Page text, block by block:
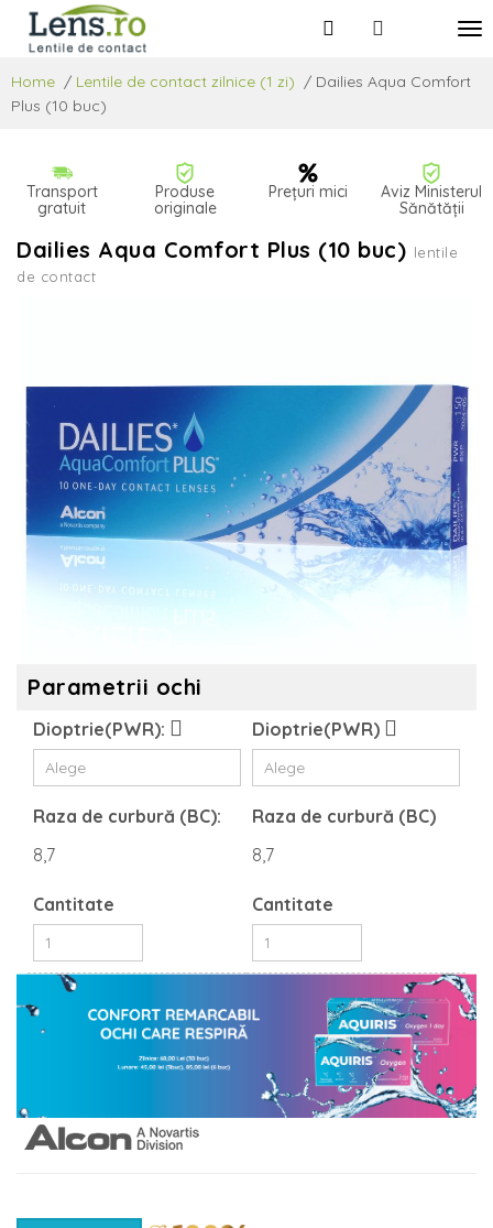
Home / Lentile de contact zilnice (1 zi) / Dailies Aqua Comfort
Plus (10 buc)
Transport
gratuit
Produse
originale
Prețuri mici
Aviz Ministerul
Sănătății
Dailies Aqua Comfort Plus (10 buc) lentile
de contact
Parametrii ochi
Dioptrie(PWR):
Raza de curbură (BC):
8,7
Cantitate
Dioptrie(PWR)
Raza de curbură (BC)
8,7
Cantitate